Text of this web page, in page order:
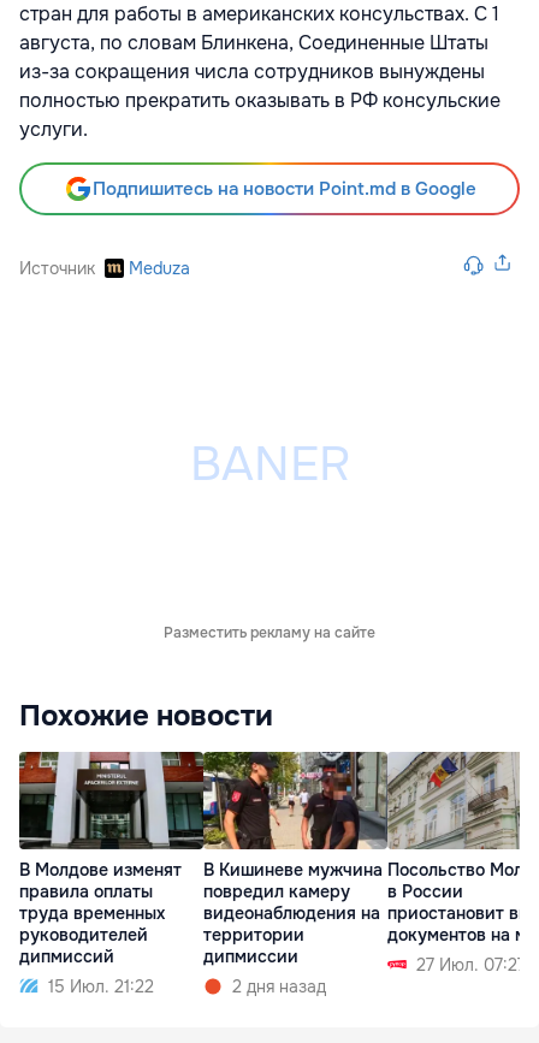
стран для работы в американских консульствах. С 1
августа, по словам Блинкена, Соединенные Штаты
из-за сокращения числа сотрудников вынуждены
полностью прекратить оказывать в РФ консульские
услуги.
Подпишитесь на новости Point.md в Google
Источник Meduza
Разместить рекламу на сайте
Похожие новости
В Молдове изменят
правила оплаты
труда временных
руководителей
дипмиссий
15 Июл. 21:22
В Кишиневе мужчина
повредил камеру
видеонаблюдения на
территории
дипмиссии
2 дня назад
Посольство
в России
приостановит
документов на
27 Июл. 07:27